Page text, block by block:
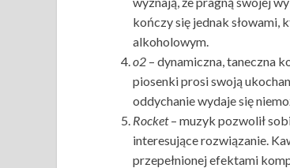
kończy się jednak słowami,
alkoholowym.
o2 – dynamiczna, taneczna
piosenki prosi swoją
oddychanie wydaje się
Rocket– muzyk pozwolił
interesujące rozwiązanie.
przepełnionej efektami